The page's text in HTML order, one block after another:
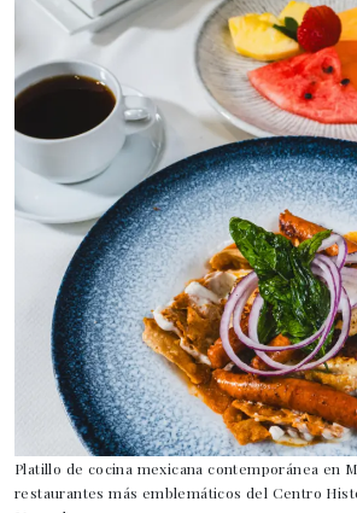
Platillo de cocina mexicana contemporánea en
restaurantes más emblemáticos del Centro